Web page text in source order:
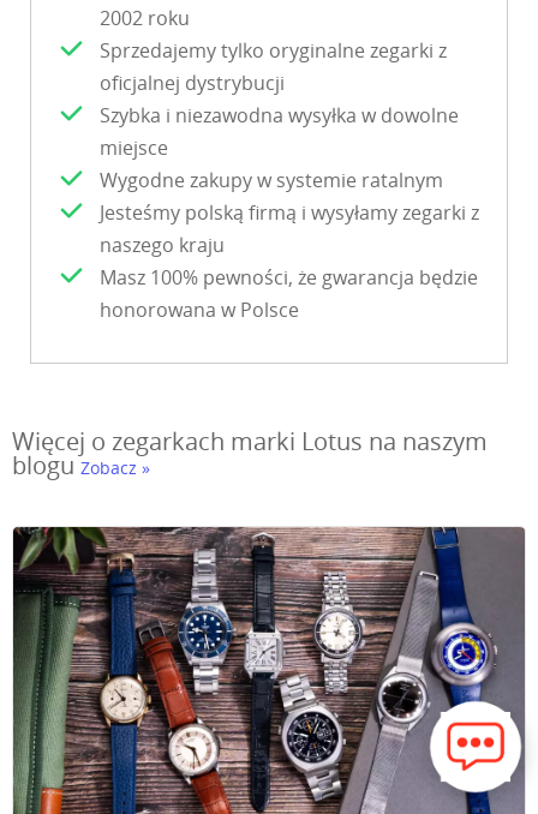
2002 roku
Sprzedajemy tylko oryginalne zegarki z
oficjalnej dystrybucji
Szybka i niezawodna wysyłka w dowolne
miejsce
Wygodne zakupy w systemie ratalnym
Jesteśmy polską firmą i wysyłamy zegarki z
naszego kraju
Masz 100% pewności, że gwarancja będzie
honorowana w Polsce
Więcej o zegarkach marki Lotus na naszym
bloguZobacz »